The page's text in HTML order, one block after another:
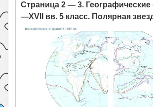
Страница 2 — 3. Географические
—XVII вв. 5 класс. Полярная